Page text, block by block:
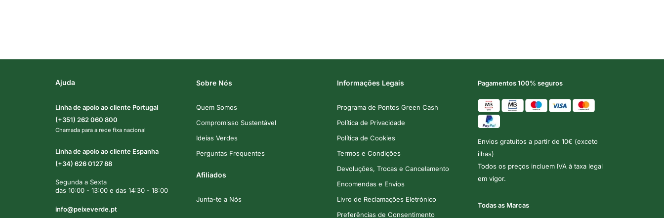
Ajuda
Linha de apoio ao cliente Portugal
(+351) 262 060 800
Chamada para a rede fixa nacional
Linha de apoio ao cliente Espanha
(+34) 626 0127 88
Segunda a Sexta
das 10:00 - 13:00 e das 14:30 - 18:00
info@peixeverde.pt
Sobre Nós
Quem Somos
Compromisso Sustentável
Ideias Verdes
Perguntas Frequentes
Afiliados
Junta-te a Nós
Informações Legais
Programa de Pontos Green Cash
Política de Privacidade
Política de Cookies
Termos e Condições
Devoluções, Trocas e Cancelamento
Encomendas e Envios
Livro de Reclamações Eletrónico
Preferências de Consentimento
Pagamentos 100% seguros
Envios gratuitos a partir de 10€ (exceto
ilhas)
Todos os preços incluem IVA à taxa legal
em vigor.
Todas as Marcas